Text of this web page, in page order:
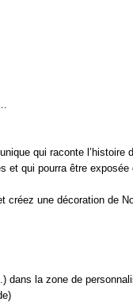
qui raconte l’histoire
et qui pourra être exposée
créez une décoration de
dans la zone de